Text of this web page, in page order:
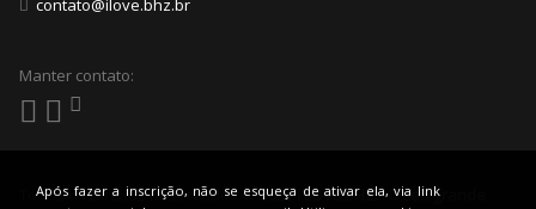
contato@ilove.bhz.br
Manter contato:
Todos os Direitos Reservados © 2022 I LOVE BHZ - O seu grande
Após fazer a inscrição, não se esqueça de ativar ela, via link